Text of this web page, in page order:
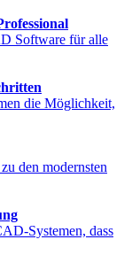
Software für alle
die Möglichkeit,
den modernsten
Systemen, dass